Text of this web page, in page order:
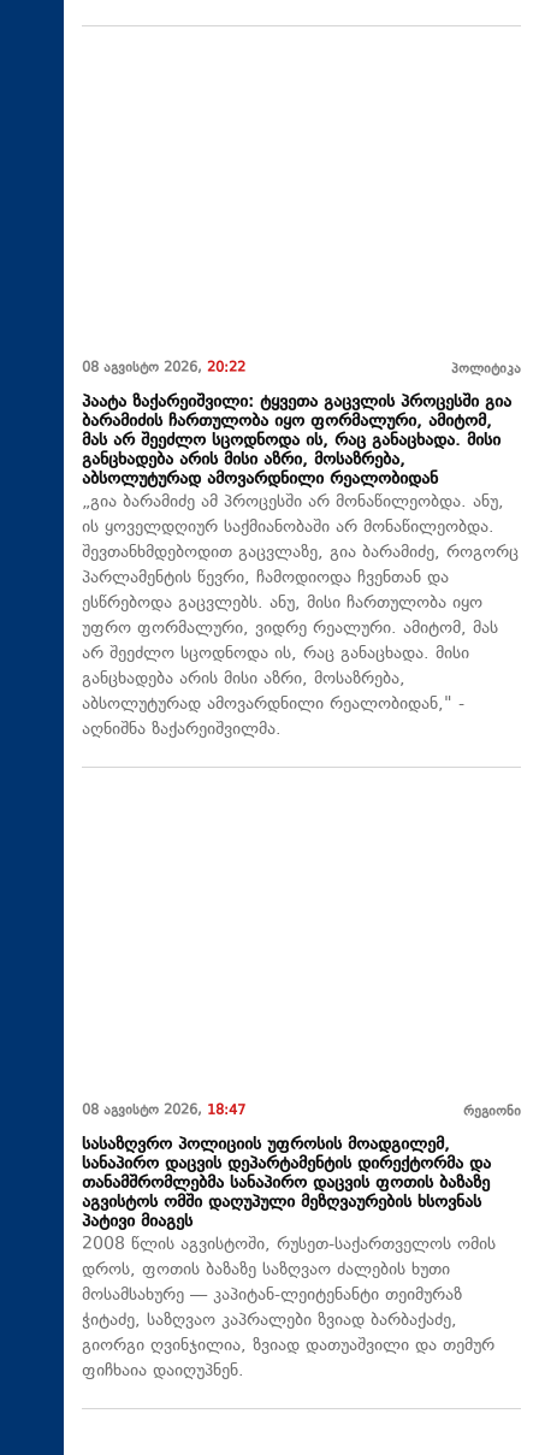
08 აგვისტო 2026, 20:22 პოლიტიკა
პაატა ზაქარეიშვილი: ტყვეთა გაცვლის პროცესში გია
ბარამიძის ჩართულობა იყო ფორმალური, ამიტომ,
მას არ შეეძლო სცოდნოდა ის, რაც განაცხადა. მისი
განცხადება არის მისი აზრი, მოსაზრება,
აბსოლუტურად ამოვარდნილი რეალობიდან
„გია ბარამიძე ამ პროცესში არ მონაწილეობდა. ანუ,
ის ყოველდღიურ საქმიანობაში არ მონაწილეობდა.
შევთანხმდებოდით გაცვლაზე, გია ბარამიძე, როგორც
პარლამენტის წევრი, ჩამოდიოდა ჩვენთან და
ესწრებოდა გაცვლებს. ანუ, მისი ჩართულობა იყო
უფრო ფორმალური, ვიდრე რეალური. ამიტომ, მას
არ შეეძლო სცოდნოდა ის, რაც განაცხადა. მისი
განცხადება არის მისი აზრი, მოსაზრება,
აბსოლუტურად ამოვარდნილი რეალობიდან," -
აღნიშნა ზაქარეიშვილმა.
08 აგვისტო 2026, 18:47 რეგიონი
სასაზღვრო პოლიციის უფროსის მოადგილემ,
სანაპირო დაცვის დეპარტამენტის დირექტორმა და
თანამშრომლებმა სანაპირო დაცვის ფოთის ბაზაზე
აგვისტოს ომში დაღუპული მეზღვაურების ხსოვნას
პატივი მიაგეს
2008 წლის აგვისტოში, რუსეთ-საქართველოს ომის
დროს, ფოთის ბაზაზე საზღვაო ძალების ხუთი
მოსამსახურე — კაპიტან-ლეიტენანტი თეიმურაზ
ჭიტაძე, საზღვაო კაპრალები ზვიად ბარბაქაძე,
გიორგი ღვინჯილია, ზვიად დათუაშვილი და თემურ
ფიჩხაია დაიღუპნენ.